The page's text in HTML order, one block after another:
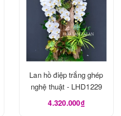
Lan hồ điệp trắng ghép
nghệ thuật - LHD1229
4.320.000₫